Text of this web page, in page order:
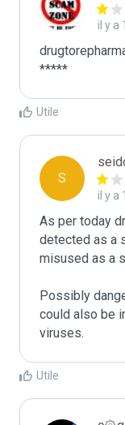
il y a
Utile
S
il y a
As per today
detected as a
misused as a
Possibly
could also be
viruses.
Utile